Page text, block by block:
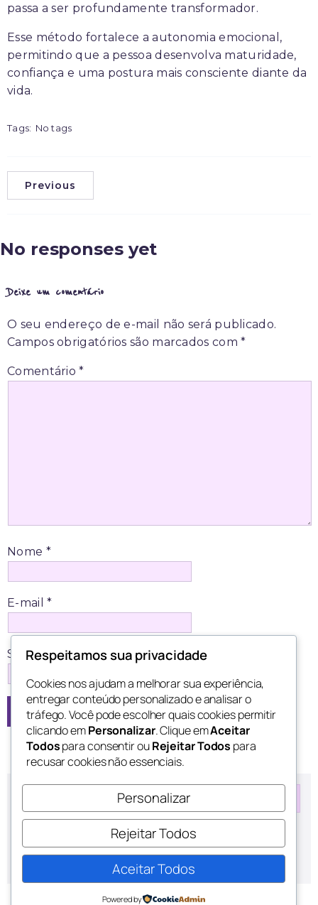
passa a ser profundamente transformador.
Esse método fortalece a autonomia emocional,
permitindo que a pessoa desenvolva maturidade,
confiança e uma postura mais consciente diante da
vida.
Tags: No tags
Previous
No responses yet
Deixe um comentário
O seu endereço de e-mail não será publicado.
Campos obrigatórios são marcados com*
Comentário*
Nome *
E-mail*
Site
Latest Comments
Nenhum comentário para mostrar.
Respeitamos sua privacidade
Cookies nos ajudam a melhorar sua experiência,
entregar conteúdo personalizado e analisar o
tráfego. Você pode escolher quais cookies permitir
clicando emPersonalizar. Clique emAceitar
Todospara consentir ouRejeitar Todos para
recusar cookies não essenciais.
Personalizar
Rejeitar Todos
Aceitar Todos
Powered by